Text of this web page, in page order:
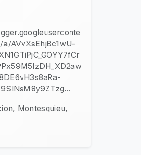
a/AVvXsEhjBc1wU-
Montesquieu,